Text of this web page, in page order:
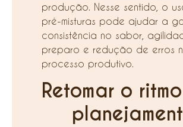
produção. Nesse sentido, o
pré-misturas pode ajudar a
consistência no sabor,
preparo e redução de erros
processo produtivo.
Retomar o